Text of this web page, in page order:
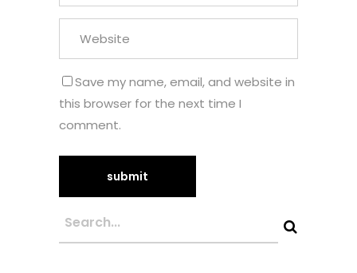
Save my name, email, and website in
this browser for the next time I
comment.